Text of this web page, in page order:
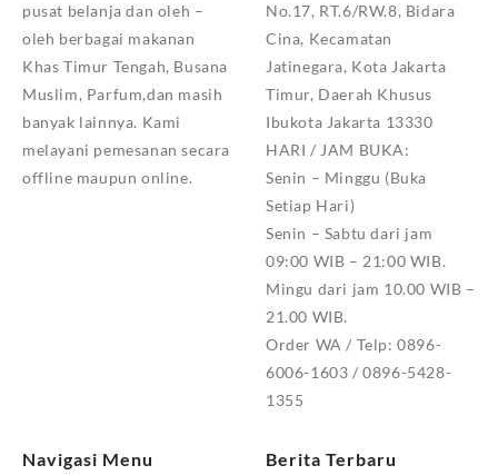
pusat belanja dan oleh –
oleh berbagai makanan
Khas Timur Tengah, Busana
Muslim, Parfum,dan masih
banyak lainnya. Kami
melayani pemesanan secara
offline maupun online.
No.17, RT.6/RW.8, Bidara
Cina, Kecamatan
Jatinegara, Kota Jakarta
Timur, Daerah Khusus
Ibukota Jakarta 13330
HARI / JAM BUKA:
Senin – Minggu (Buka
Setiap Hari)
Senin – Sabtu dari jam
09:00 WIB – 21:00 WIB.
Mingu dari jam 10.00 WIB –
21.00 WIB.
Order WA / Telp: 0896-
6006-1603 / 0896-5428-
1355
Navigasi Menu Berita Terbaru